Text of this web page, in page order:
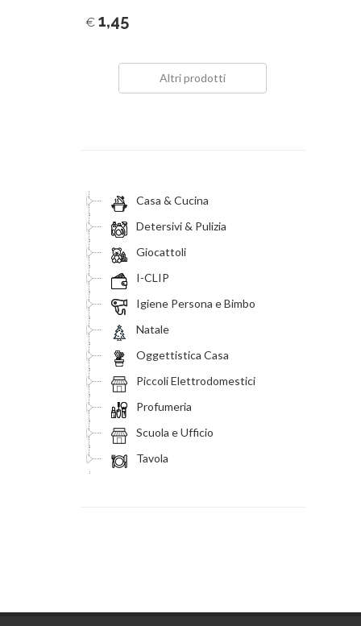
€ 1,45
Altri prodotti
Casa & Cucina
Detersivi & Pulizia
Giocattoli
I-CLIP
Igiene Persona e Bimbo
Natale
Oggettistica Casa
Piccoli Elettrodomestici
Profumeria
Scuola e Ufficio
Tavola